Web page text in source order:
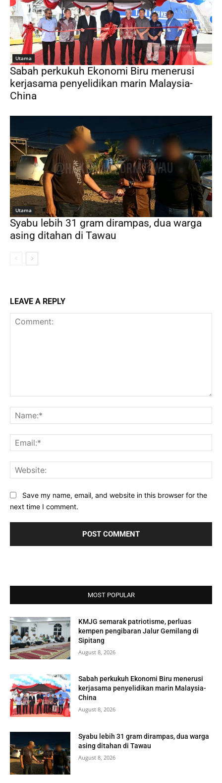
Utama
Sabah perkukuh Ekonomi Biru menerusi
kerjasama penyelidikan marin Malaysia-
China
Utama
Syabu lebih 31 gram dirampas, dua warga
asing ditahan di Tawau
LEAVE A REPLY
Save my name, email, and website in this browser for the
next time I comment.
MOST POPULAR
KMJG semarak patriotisme, perluas
kempen pengibaran Jalur Gemilang di
Sipitang
August 8, 2026
Sabah perkukuh Ekonomi Biru menerusi
kerjasama penyelidikan marin Malaysia-
China
August 8, 2026
Syabu lebih 31 gram dirampas, dua warga
asing ditahan di Tawau
August 8, 2026